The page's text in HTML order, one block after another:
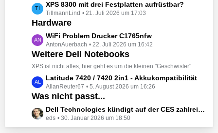
e
B
i
r
ä
g
e
L
e
t
z
t
e
B
i
r
ä
g
XPS 8300 mit drei Festplatten aufrüstbar?
TillmannLind 21. Juli 2026 um 17:03
Hardware
L
e
t
z
e
B
i
WiFi Problem Drucker C1765nfw
AntonAuerbach 22. Juli 2026 um 16:42
Weitere Dell Notebooks
XPS ist nicht alles, hier geht es um die kleinen "Geschwister"
L
e
t
z
t
e
Latitude 7420 / 7420 2in1 - Akkukompatibilität
AllanReuter67 5. August 2026 um 16:26
Was nicht passt...
L
e
t
Dell Technologies kündigt auf der CES zahlreiche Alienware-Neuheiten an
eds 30. Januar 2026 um 18:50